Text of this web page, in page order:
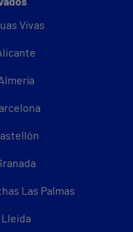
Vivas
Las Palmas